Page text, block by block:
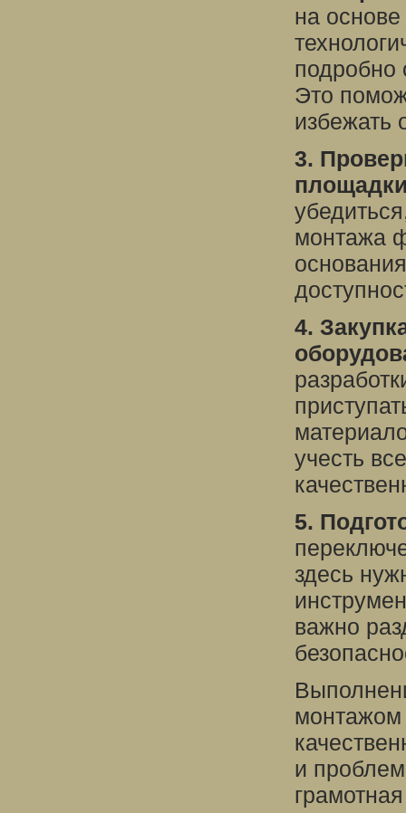
на основе
Это
избежать
3.
монтажа
4.
учесть
5.
здесь
важно
монтажом
и